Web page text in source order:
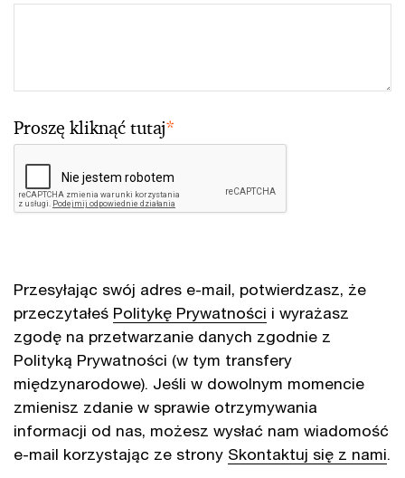
Proszę kliknąć tutaj*
Przesyłając swój adres e-mail, potwierdzasz, że
przeczytałeś Politykę Prywatności i wyrażasz
zgodę na przetwarzanie danych zgodnie z
Polityką Prywatności (w tym transfery
międzynarodowe). Jeśli w dowolnym momencie
zmienisz zdanie w sprawie otrzymywania
informacji od nas, możesz wysłać nam wiadomość
e-mail korzystając ze strony Skontaktuj się z nami.